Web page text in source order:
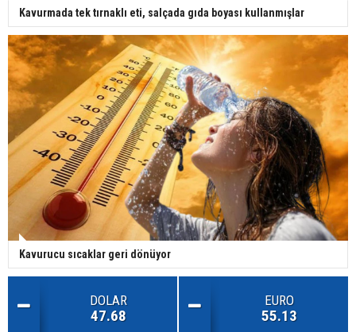
Kavurmada tek tırnaklı eti, salçada gıda boyası kullanmışlar
Kavurucu sıcaklar geri dönüyor
DOLAR
47.68
EURO
55.13